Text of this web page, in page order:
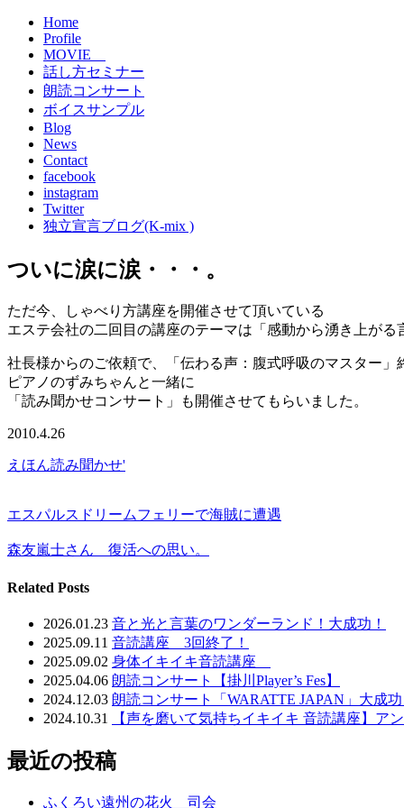
Home
Profile
MOVIE
話し方セミナー
朗読コンサート
ボイスサンプル
Blog
News
Contact
facebook
instagram
Twitter
独立宣言ブログ(K-mix )
ついに涙に涙・・・。
ただ今、しゃべり方講座を開催させて頂いている
エステ会社の二回目の講座のテーマは「感動から湧き上がる
社長様からのご依頼で、「伝わる声：腹式呼吸のマスター」
ピアノのずみちゃんと一緒に
「読み聞かせコンサート」も開催させてもらいました。
2010.4.26
えほん読み聞かせ'
エスパルスドリームフェリーで海賊に遭遇
森友嵐士さん 復活への思い。
Related Posts
2026.01.23 音と光と言葉のワンダーランド！大成功！
2025.09.11 音読講座 3回終了！
2025.09.02 身体イキイキ音読講座
2025.04.06 朗読コンサート【掛川Player’s Fes】
2024.12.03 朗読コンサート「WARATTE JAPAN」大成功
2024.10.31
【声を磨いて気持ちイキイキ 音読講座】ア
最近の投稿
ふくろい遠州の花火 司会